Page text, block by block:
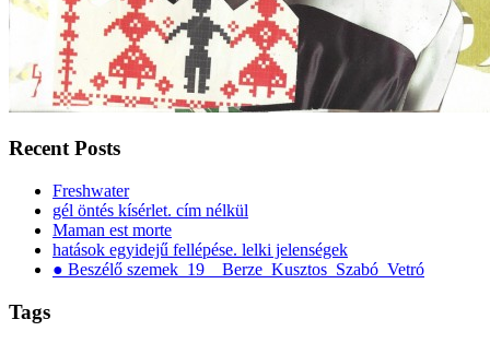
Recent Posts
Freshwater
gél öntés kísérlet. cím nélkül
Maman est morte
hatások egyidejű fellépése. lelki jelenségek
● Beszélő szemek_19__Berze_Kusztos_Szabó_Vetró
Tags